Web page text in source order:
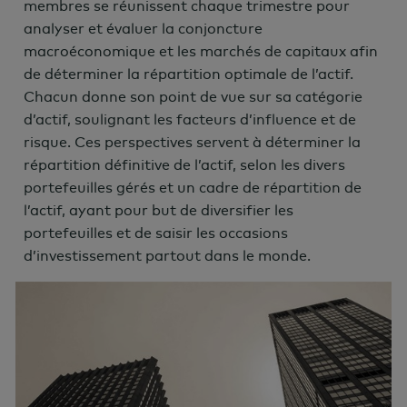
membres se réunissent chaque trimestre pour
analyser et évaluer la conjoncture
macroéconomique et les marchés de capitaux afin
de déterminer la répartition optimale de l’actif.
Chacun donne son point de vue sur sa catégorie
d’actif, soulignant les facteurs d’influence et de
risque. Ces perspectives servent à déterminer la
répartition définitive de l’actif, selon les divers
portefeuilles gérés et un cadre de répartition de
l’actif, ayant pour but de diversifier les
portefeuilles et de saisir les occasions
d’investissement partout dans le monde.